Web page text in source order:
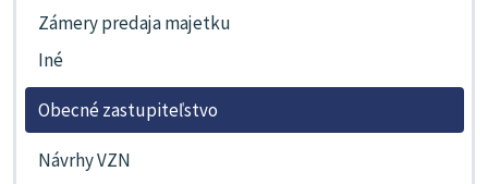
Zámery predaja majetku
Iné
Obecné zastupiteľstvo
Návrhy VZN